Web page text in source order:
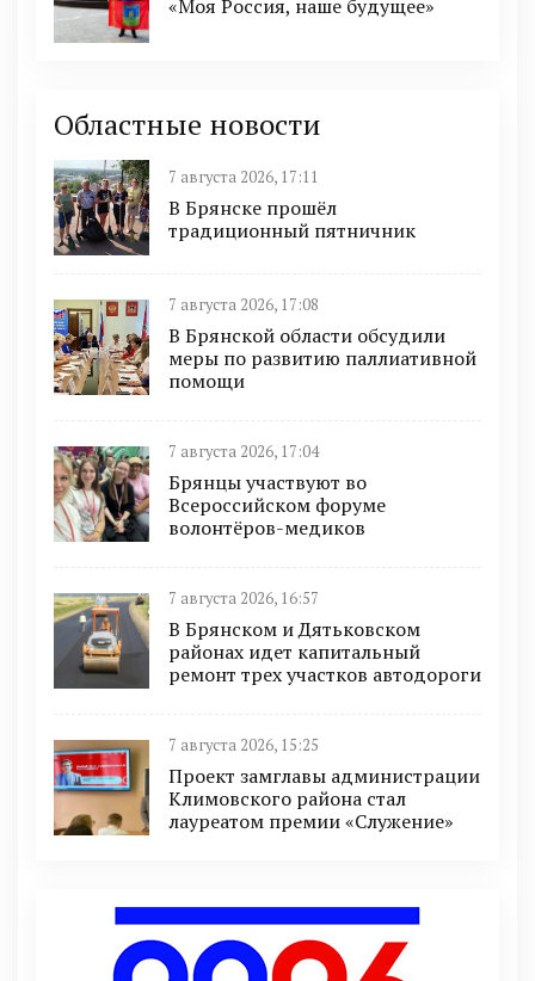
«Моя Россия, наше будущее»
Областные новости
7 августа 2026, 17:11
В Брянске прошёл
традиционный пятничник
7 августа 2026, 17:08
В Брянской области обсудили
меры по развитию паллиативной
помощи
7 августа 2026, 17:04
Брянцы участвуют во
Всероссийском форуме
волонтёров-медиков
7 августа 2026, 16:57
В Брянском и Дятьковском
районах идет капитальный
ремонт трех участков автодороги
7 августа 2026, 15:25
Проект замглавы администрации
Климовского района стал
лауреатом премии «Служение»